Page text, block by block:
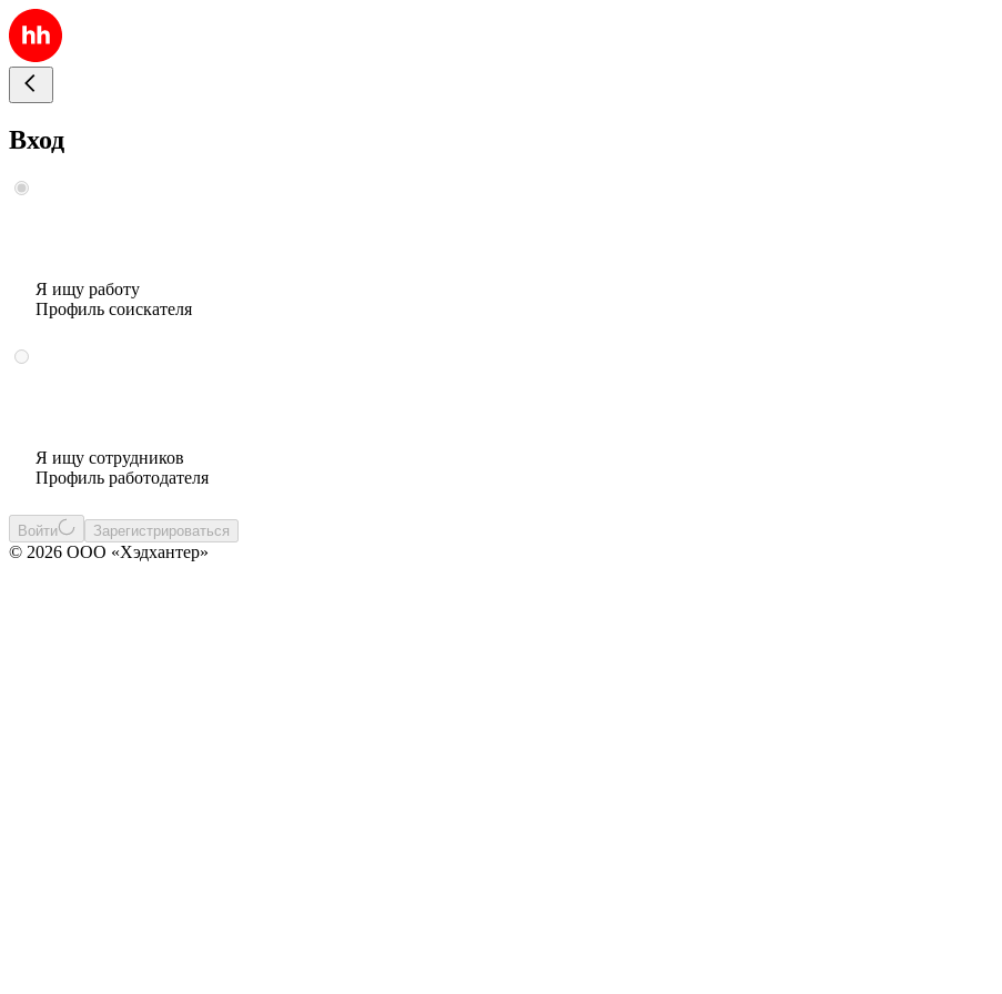
Вход
Я ищу работу
Профиль соискателя
Я ищу сотрудников
Профиль работодателя
Войти Зарегистрироваться
© 2026 ООО «Хэдхантер»